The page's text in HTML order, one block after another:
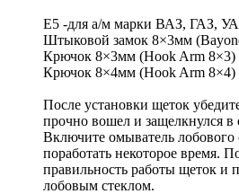
Е5 -для а/м марки ВАЗ, ГАЗ,
Штыковой замок 8×3мм
Крючок 8×3мм (Hook Arm 8×3)
Крючок 8×4мм (Hook Arm 8×4)
После установки щеток
прочно вошел и защелкнулся в
Включите омыватель лобового
поработать некоторое время.
правильность работы щеток и
лобовым стеклом.